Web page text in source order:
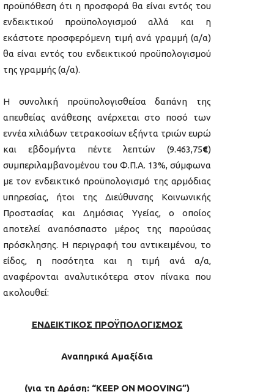
προϋπόθεση ότι η προσφορά θα είναι εντός του
ενδεικτικού προϋπολογισμού αλλά και η
εκάστοτε προσφερόμενη τιμή ανά γραμμή (α/α)
θα είναι εντός του ενδεικτικού προϋπολογισμού
της γραμμής (α/α).
Η συνολική προϋπολογισθείσα δαπάνη της
απευθείας ανάθεσης ανέρχεται στο ποσό των
εννέα χιλιάδων τετρακοσίων εξήντα τριών ευρώ
και εβδομήντα πέντε λεπτών (9.463,75€)
συμπεριλαμβανομένου του Φ.Π.Α. 13%, σύμφωνα
με τον ενδεικτικό προϋπολογισμό της αρμόδιας
υπηρεσίας, ήτοι της Διεύθυνσης Κοινωνικής
Προστασίας και Δημόσιας Υγείας, ο οποίος
αποτελεί αναπόσπαστο μέρος της παρούσας
πρόσκλησης. Η περιγραφή του αντικειμένου, το
είδος, η ποσότητα και η τιμή ανά α/α,
αναφέρονται αναλυτικότερα στον πίνακα που
ακολουθεί:
ΕΝΔΕΙΚΤΙΚΟΣ ΠΡΟΫΠΟΛΟΓΙΣΜΟΣ
Αναπηρικά Αμαξίδια
(για τη Δράση: “KEEP ON MOOVING”)